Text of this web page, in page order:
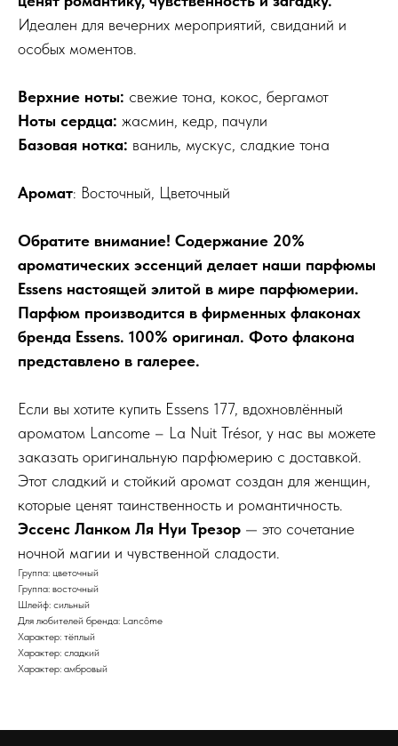
Идеален для вечерних мероприятий, свиданий и
особых моментов.
Верхние ноты: свежие тона, кокос, бергамот
Ноты сердца: жасмин, кедр, пачули
Базовая нотка: ваниль, мускус, сладкие тона
Аромат: Восточный, Цветочный
Обратите внимание! Содержание 20%
ароматических эссенций делает наши парфюмы
Essens настоящей элитой в мире парфюмерии.
Парфюм производится в фирменных флаконах
бренда Essens. 100% оригинал. Фото флакона
представлено в галерее.
Если вы хотите купить Essens 177, вдохновлённый
ароматом Lancome – La Nuit Trésor, у нас вы можете
заказать оригинальную парфюмерию с доставкой.
Этот сладкий и стойкий аромат создан для женщин,
которые ценят таинственность и романтичность.
Эссенс Ланком Ля Нуи Трезор — это сочетание
ночной магии и чувственной сладости.
Группа: цветочный
Группа: восточный
Шлейф: сильный
Для любителей бренда: Lancôme
Характер: тёплый
Характер: сладкий
Характер: амбровый